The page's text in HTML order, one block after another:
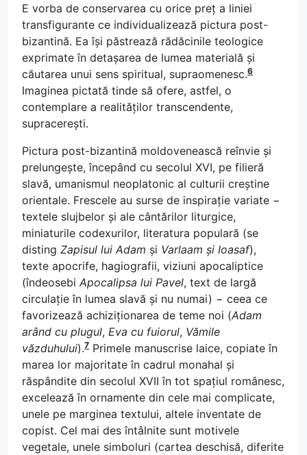
E vorba de conservarea cu orice preț a liniei
transfigurante ce individualizează pictura post-
bizantină. Ea își păstrează rădăcinile teologice
exprimate în detașarea de lumea materială și
căutarea unui sens spiritual, supraomenesc.6
Imaginea pictată tinde să ofere, astfel, o
contemplare a realităților transcendente,
supracerești.
Pictura post-bizantină moldovenească reînvie și
prelungește, începând cu secolul XVI, pe filieră
slavă, umanismul neoplatonic al culturii creștine
orientale. Frescele au surse de inspirație variate −
textele slujbelor și ale cântărilor liturgice,
miniaturile codexurilor, literatura populară (se
disting Zapisul lui Adam și Varlaam și Ioasaf),
texte apocrife, hagiografii, viziuni apocaliptice
(îndeosebi Apocalipsa lui Pavel, text de largă
circulație în lumea slavă și nu numai) − ceea ce
favorizează achiziționarea de teme noi (Adam
arând cu plugul, Eva cu fuiorul, Vămile
văzduhului).7 Primele manuscrise laice, copiate în
marea lor majoritate în cadrul monahal și
răspândite din secolul XVII în tot spațiul românesc,
excelează în ornamente din cele mai complicate,
unele pe marginea textului, altele inventate de
copist. Cel mai des întâlnite sunt motivele
vegetale, unele simboluri (cartea deschisă, diferite